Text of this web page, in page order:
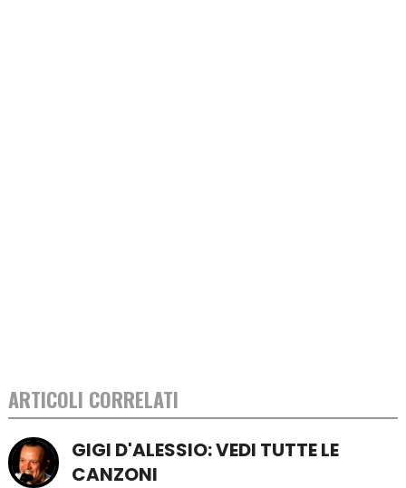
ARTICOLI CORRELATI
GIGI D'ALESSIO: VEDI TUTTE LE
CANZONI